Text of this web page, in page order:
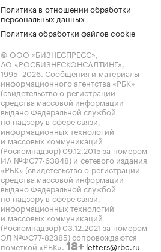
Политика в отношении обработки
персональных данных
Политика обработки файлов cookie
© ООО «БИЗНЕСПРЕСС»,
АО «РОСБИЗНЕСКОНСАЛТИНГ»,
1995–2026. Сообщения и материалы
информационного агентства «РБК»
(свидетельство о регистрации
средства массовой информации
выдано Федеральной службой
по надзору в сфере связи,
информационных технологий
и массовых коммуникаций
(Роскомнадзор) 09.12.2015 за номером
ИА №ФС77-63848) и сетевого издания
«РБК» (свидетельство о регистрации
средства массовой информации
выдано Федеральной службой
по надзору в сфере связи,
информационных технологий
и массовых коммуникаций
(Роскомнадзор) 03.12.2021 за номером
ЭЛ №ФС77-82385) сопровождаются
пометкой «РБК». 18+ letters@rbc.ru